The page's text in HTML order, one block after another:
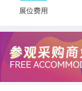
展位费用